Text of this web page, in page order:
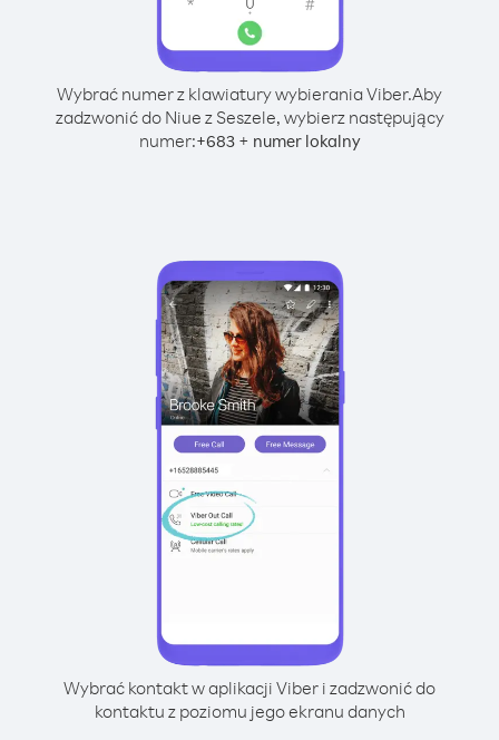
Wybrać numer z klawiatury wybierania Viber.Aby
zadzwonić do Niue z Seszele, wybierz następujący
numer:+683+ numer lokalny
Wybrać kontakt w aplikacji Viber i zadzwonić do
kontaktu z poziomu jego ekranu danych